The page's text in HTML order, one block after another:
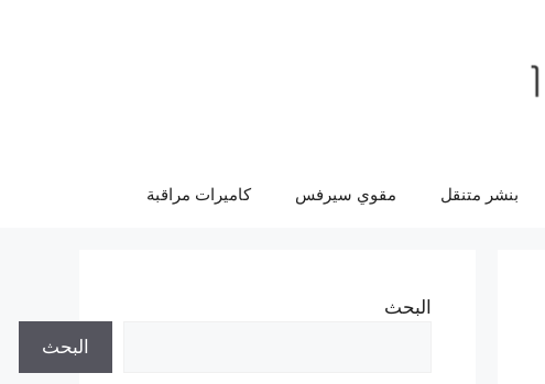
بنشر متنقل مقوي سيرفس كاميرات مراقبة
البحث
البحث